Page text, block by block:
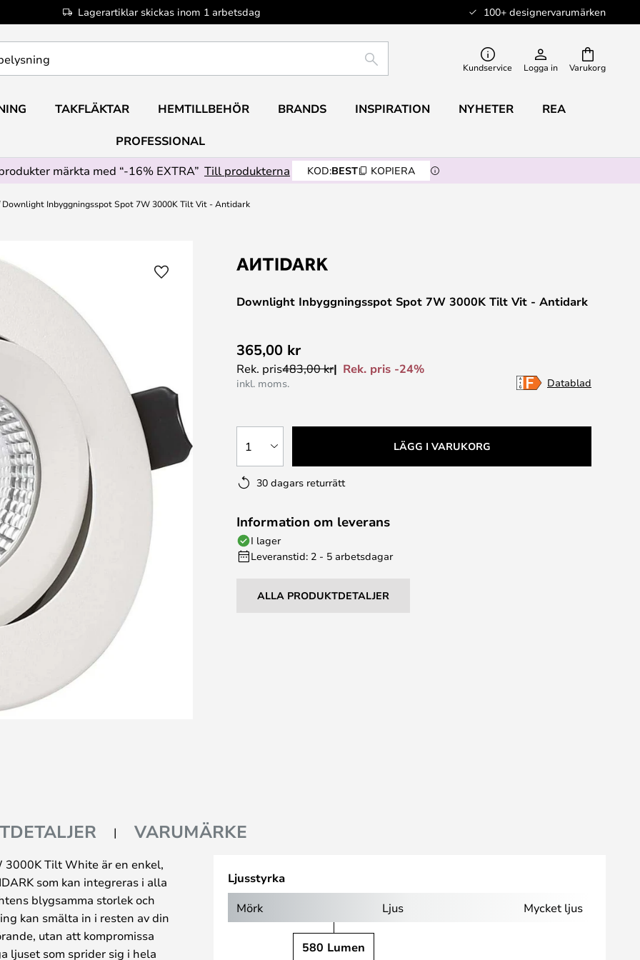
Lagerartiklar skickas inom 1 arbetsdag 100+ designervarumärken
Varukorg
SÖK Kundservice Logga in
TAKFLÄKTAR HEMTILLBEHÖR BRANDS INSPIRATION NYHETER REA
PROFESSIONAL
märkta med “-16% EXTRA” Till produkterna KOD:BEST KOPIERA
Downlight Inbyggningsspot Spot 7W 3000K Tilt Vit - Antidark
Downlight Inbyggningsspot Spot 7W 3000K Tilt Vit - Antidark
365,00 kr
Rek. pris483,00 kr Rek. pris -24%
inkl. moms. Datablad
1 LÄGG I VARUKORG
30 dagars returrätt
Information om leverans
I lager
Leveranstid: 2 - 5 arbetsdagar
ALLA PRODUKTDETALJER
VARUMÄRKE
Tilt White är en enkel,
som kan integreras i alla
blygsamma storlek och
kan smälta in i resten av din
utan att kompromissa
ljuset som sprider sig i hela
Ljusstyrka
Mörk Ljus Mycket ljus
580 Lumen